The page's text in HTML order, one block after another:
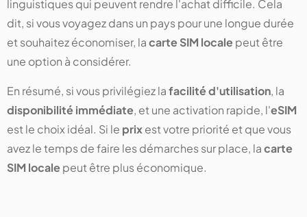
linguistiques qui peuvent rendre l'achat difficile. Cela
dit, si vous voyagez dans un pays pour une longue durée
et souhaitez économiser, lacarte SIM localepeut être
une option à considérer.
En résumé, si vous privilégiez lafacilité d'utilisation, la
disponibilité immédiate, et une activation rapide, l'eSIM
est le choix idéal. Si le prixest votre priorité et que vous
avez le temps de faire les démarches sur place, lacarte
SIM localepeut être plus économique.